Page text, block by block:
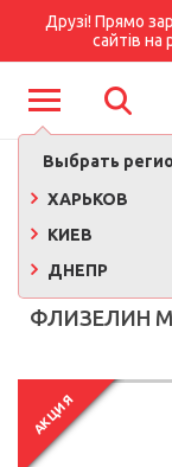
Друзі! Прямо
сайтів на
Выбрать
ХАРЬКОВ
КИЕВ
ДНЕПРФлизелин
ФЛИЗЕЛИН
АКЦИЯ